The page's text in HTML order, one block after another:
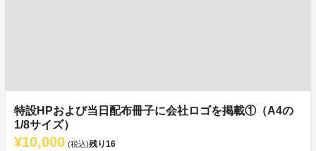
特設HPおよび当日配布冊子に会社ロゴを掲載①（A4の
1/8サイズ）
¥10,000 (税込)残り16